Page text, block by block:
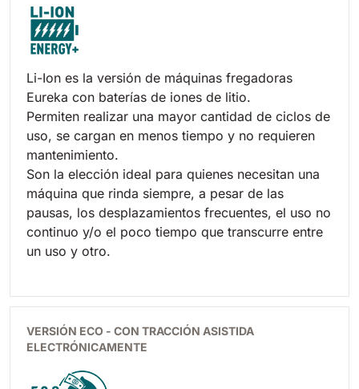
Li-Ion es la versión de máquinas fregadoras
Eureka con baterías de iones de litio.
Permiten realizar una mayor cantidad de ciclos de
uso, se cargan en menos tiempo y no requieren
mantenimiento.
Son la elección ideal para quienes necesitan una
máquina que rinda siempre, a pesar de las
pausas, los desplazamientos frecuentes, el uso no
continuo y/o el poco tiempo que transcurre entre
un uso y otro.
VERSIÓN ECO - CON TRACCIÓN ASISTIDA
ELECTRÓNICAMENTE